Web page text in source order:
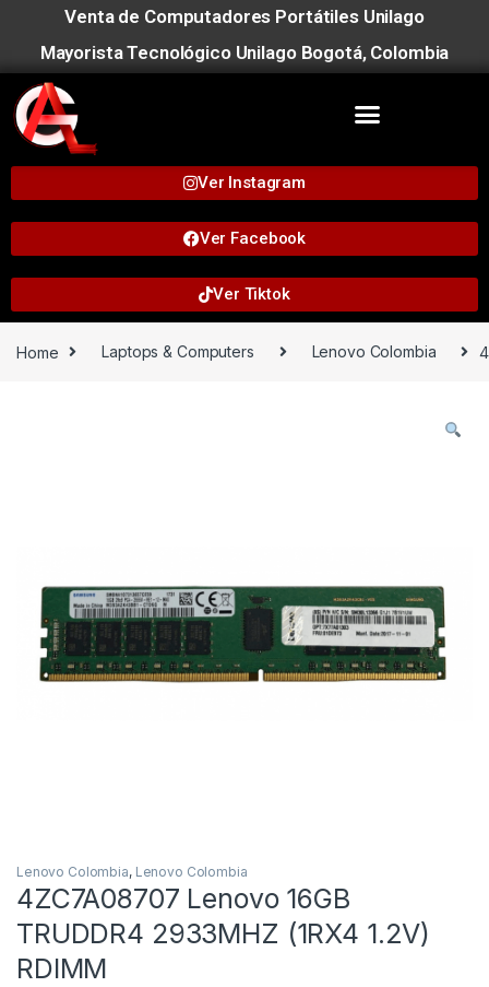
Venta de Computadores Portátiles Unilago
Mayorista Tecnológico Unilago Bogotá, Colombia
Ver Instagram
Ver Facebook
Ver Tiktok
Home Laptops & Computers Lenovo Colombia
Lenovo Colombia, Lenovo Colombia
4ZC7A08707 Lenovo 16GB
TRUDDR4 2933MHZ (1RX4 1.2V)
RDIMM